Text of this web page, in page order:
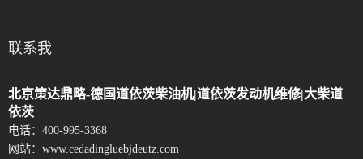
联系我
北京策达鼎略-德国道依茨柴油机|道依茨发动机维修|大柴道
依茨
电话： 400-995-3368
网站： www.cedadingluebjdeutz.com